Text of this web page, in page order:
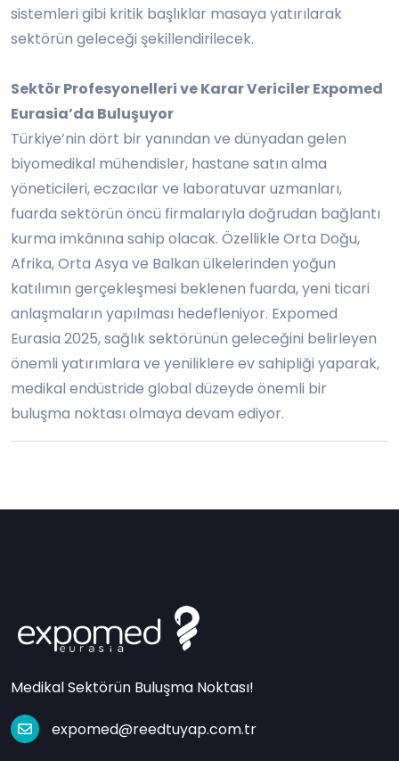
sistemleri gibi kritik başlıklar masaya yatırılarak
sektörün geleceği şekillendirilecek.
Sektör Profesyonelleri ve Karar Vericiler Expomed
Eurasia’da Buluşuyor
Türkiye’nin dört bir yanından ve dünyadan gelen
biyomedikal mühendisler, hastane satın alma
yöneticileri, eczacılar ve laboratuvar uzmanları,
fuarda sektörün öncü firmalarıyla doğrudan bağlantı
kurma imkânına sahip olacak. Özellikle Orta Doğu,
Afrika, Orta Asya ve Balkan ülkelerinden yoğun
katılımın gerçekleşmesi beklenen fuarda, yeni ticari
anlaşmaların yapılması hedefleniyor. Expomed
Eurasia 2025, sağlık sektörünün geleceğini belirleyen
önemli yatırımlara ve yeniliklere ev sahipliği yaparak,
medikal endüstride global düzeyde önemli bir
buluşma noktası olmaya devam ediyor.
Medikal Sektörün Buluşma Noktası!
expomed@reedtuyap.com.tr